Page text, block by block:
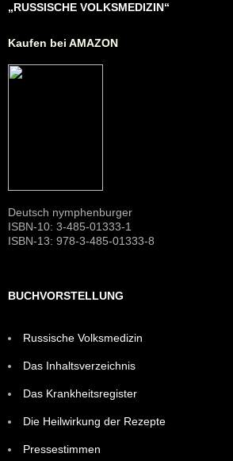
„RUSSISCHE VOLKSMEDIZIN“
Kaufen bei AMAZON
Deutsch nymphenburger
ISBN-10: 3-485-01333-1
ISBN-13: 978-3-485-01333-8
BUCHVORSTELLUNG
Russische Volksmedizin
Das Inhaltsverzeichnis
Das Krankheitsregister
Die Heilwirkung der Rezepte
Pressestimmen